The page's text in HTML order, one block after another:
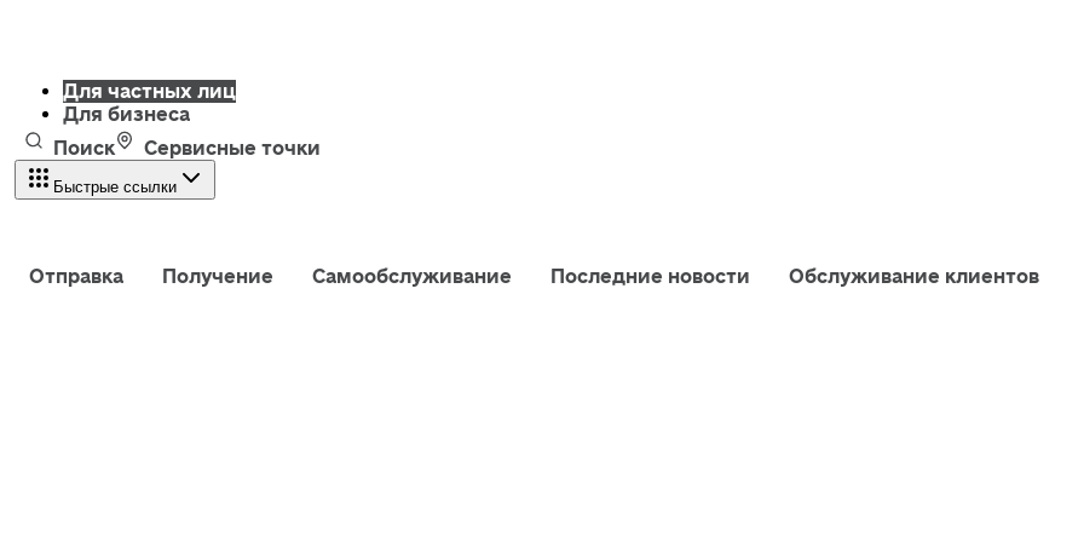
Для частных лиц
Для бизнеса
Поиск
Сервисные точки
Быстрые ссылки
Отправка Получение Самообслуживание Последние новости Обслуживание клиентов